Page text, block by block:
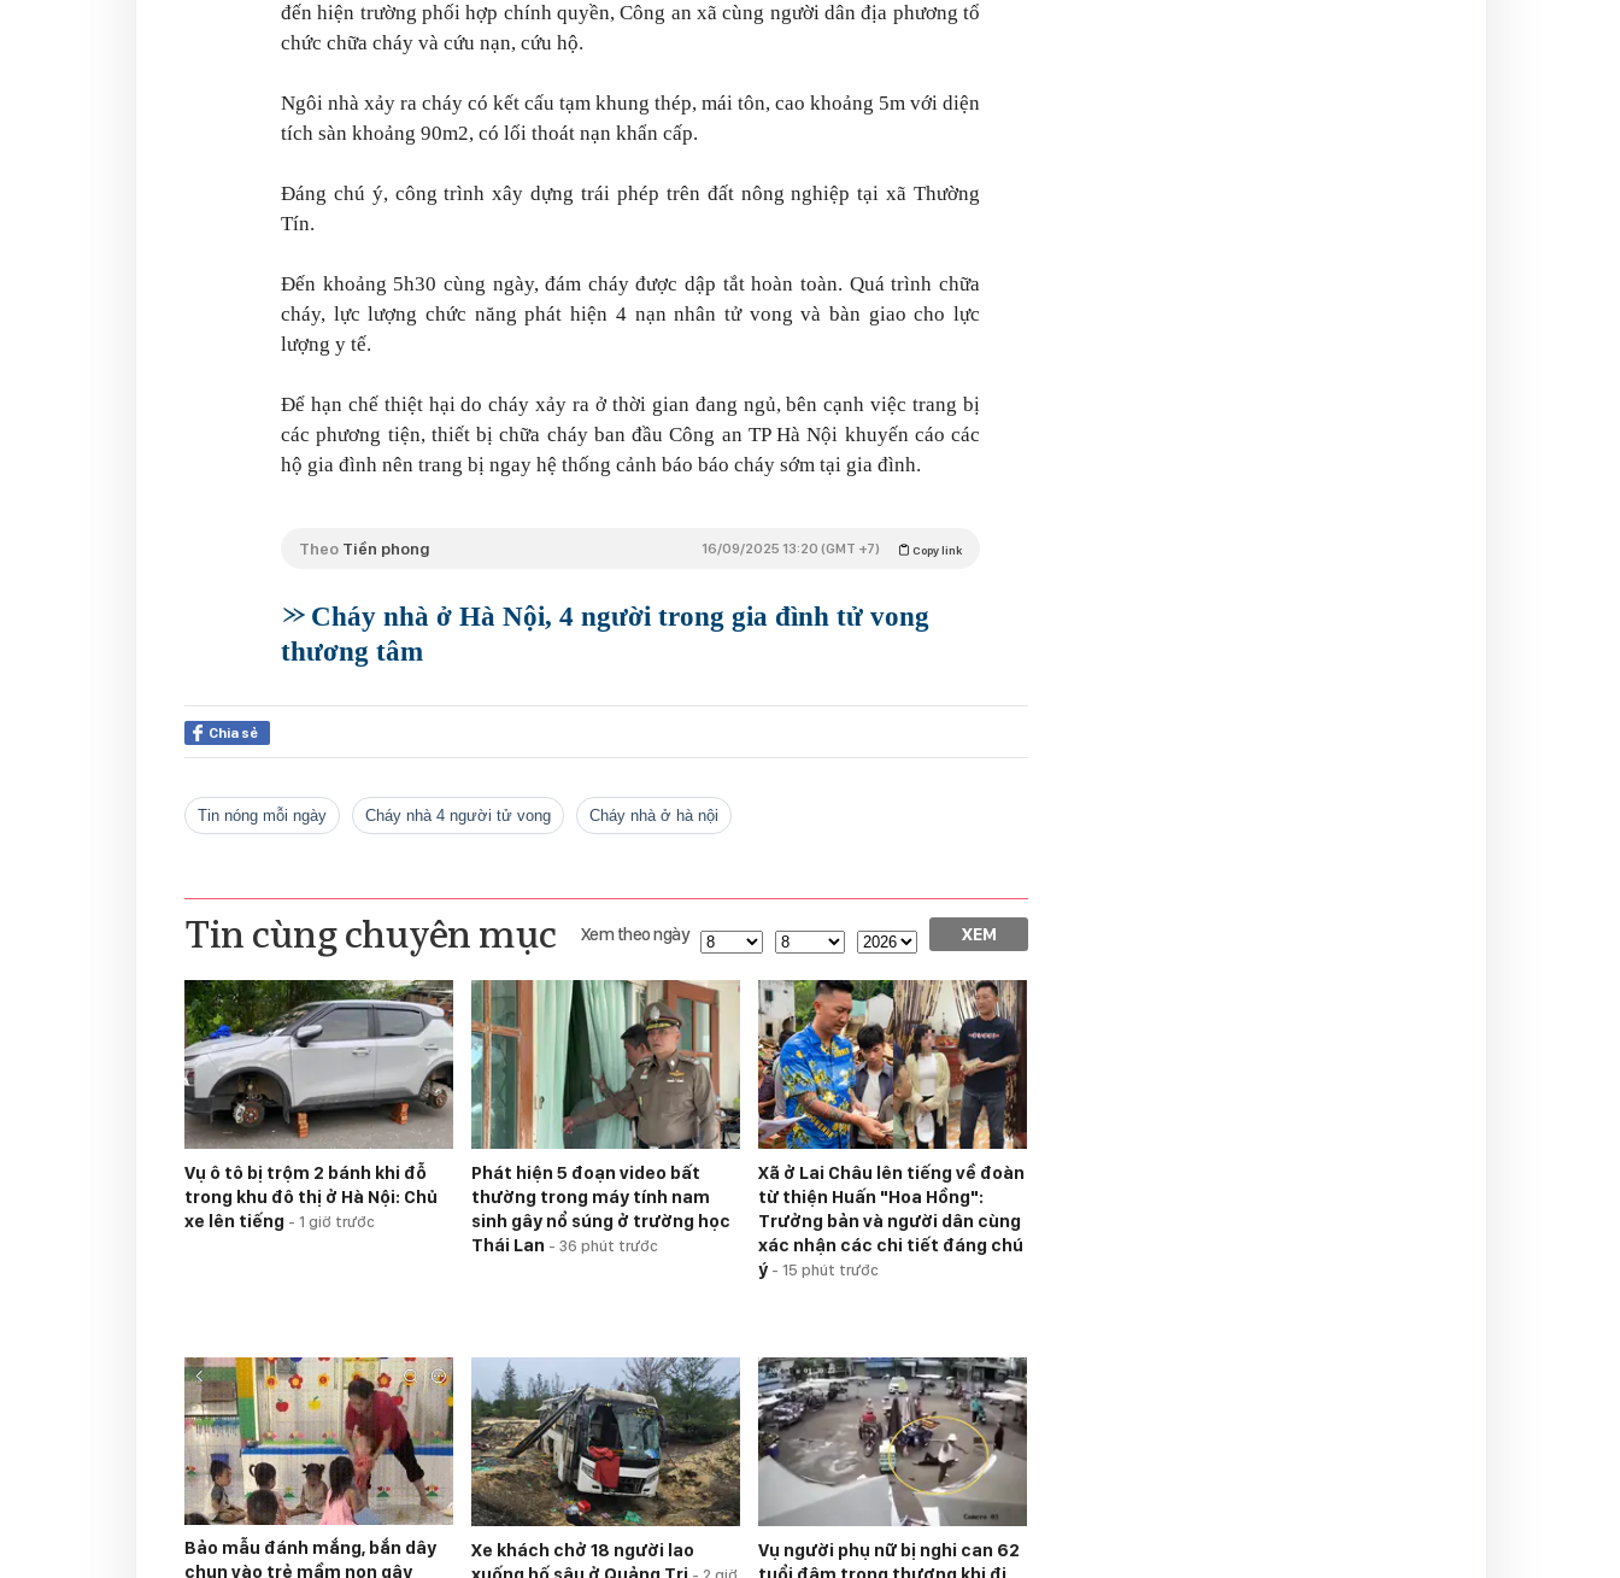
đến hiện trường phối hợp chính quyền, Công an xã cùng người dân địa phương tổ
chức chữa cháy và cứu nạn, cứu hộ.
Ngôi nhà xảy ra cháy có kết cấu tạm khung thép, mái tôn, cao khoảng 5m với diện
tích sàn khoảng 90m2, có lối thoát nạn khẩn cấp.
Đáng chú ý, công trình xây dựng trái phép trên đất nông nghiệp tại xã Thường
Tín.
Đến khoảng 5h30 cùng ngày, đám cháy được dập tắt hoàn toàn. Quá trình chữa
cháy, lực lượng chức năng phát hiện 4 nạn nhân tử vong và bàn giao cho lực
lượng y tế.
Để hạn chế thiệt hại do cháy xảy ra ở thời gian đang ngủ, bên cạnh việc trang bị
các phương tiện, thiết bị chữa cháy ban đầu Công an TP Hà Nội khuyến cáo các
hộ gia đình nên trang bị ngay hệ thống cảnh báo báo cháy sớm tại gia đình.
Theo Tiền phong Copy link
16/09/2025 13:20 (GMT +7)
Cháy nhà ở Hà Nội, 4 người trong gia đình tử vong
thương tâm
Chia sẻ
tin nóng mỗi ngày cháy nhà 4 người tử vong cháy nhà ở hà nội
Tin cùng chuyên mục Xem theo ngày XEM
Vụ ô tô bị trộm 2 bánh khi đỗ
trong khu đô thị ở Hà Nội: Chủ
xe lên tiếng - 1 giờ trước
Phát hiện 5 đoạn video bất
thường trong máy tính nam
sinh gây nổ súng ở trường học
Thái Lan - 36 phút trước
Xã ở Lai Châu lên tiếng về đoàn
từ thiện Huấn "Hoa Hồng":
Trưởng bản và người dân cùng
xác nhận các chi tiết đáng chú
ý - 15 phút trước
Bảo mẫu đánh mắng, bắn dây
chun vào trẻ mầm non gây
Xe khách chở 18 người lao
Vụ người phụ nữ bị nghi can 62